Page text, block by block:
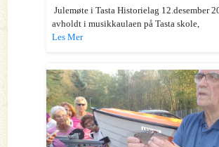
Julemøte i Tasta Historielag 12.desember
avholdt i musikkaulaen på Tasta skole,
Les Mer